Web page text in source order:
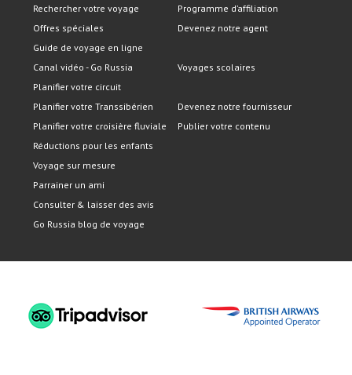
Rechercher votre voyage
Offres spéciales
Guide de voyage en ligne
Canal vidéo - Go Russia
Planifier votre circuit
Planifier votre Transsibérien
Planifier votre croisière fluviale
Réductions pour les enfants
Voyage sur mesure
Parrainer un ami
Consulter & laisser des avis
Go Russia blog de voyage
Programme d’affiliation
Devenez notre agent
Voyages scolaires
Devenez notre fournisseur
Publier votre contenu